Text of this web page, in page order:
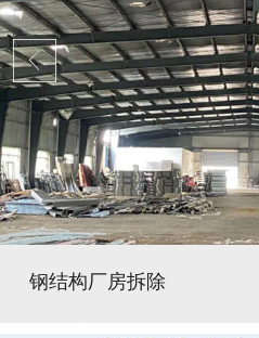
钢结构厂房拆除